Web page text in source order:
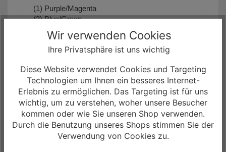
(1) Purple/Magenta
(2) Blue/Green
Die Artikelbilder dienen zur Information
Wir verwenden Cookies
Ihre Privatsphäre ist uns wichtig
Diese Website verwendet Cookies und Targeting
Technologien um Ihnen ein besseres Internet-
Erlebnis zu ermöglichen. Das Targeting ist für uns
wichtig, um zu verstehen, woher unsere Besucher
kommen oder wie Sie unseren Shop verwenden.
Durch die Benutzung unseres Shops stimmen Sie der
Verwendung von Cookies zu.